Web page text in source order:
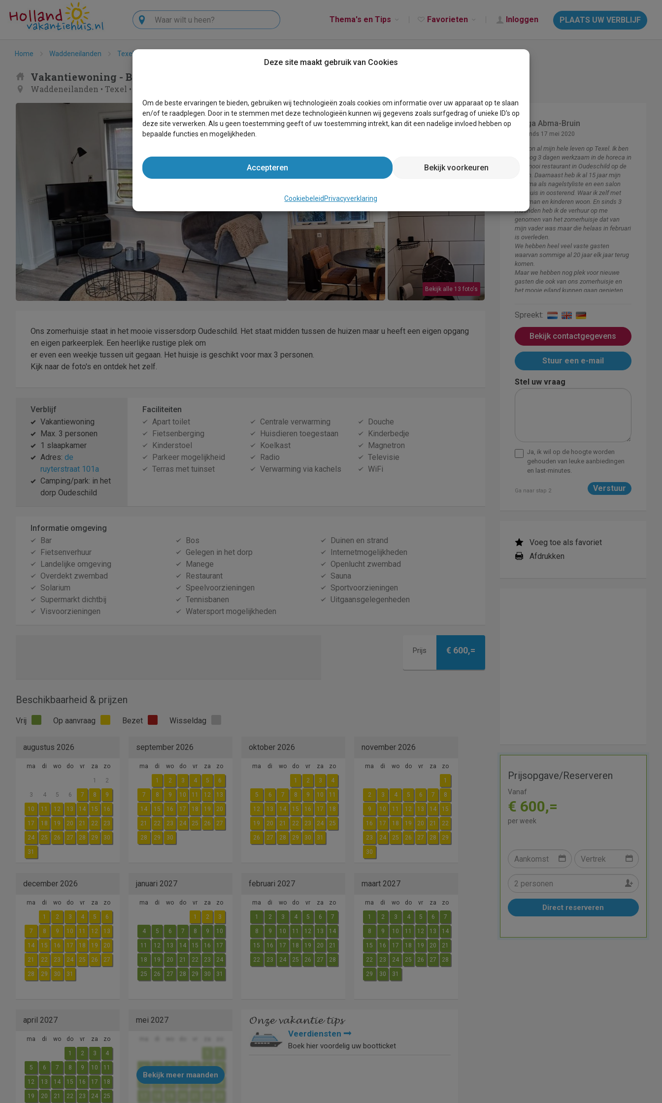
Thema's en Tips Favorieten Inloggen PLAATS UW VERBLIJF
Zoeken
Home Waddeneilanden Texel
Vakantiewoning - Bruinverhuurt Oudeschild
Waddeneilanden • Texel •
Bekijk alle 13 foto's
Ons zomerhuisje staat in het mooie vissersdorp Oudeschild. Het staat midden tussen de huizen maar u heeft een eigen opgang
en eigen parkeerplek. Een heerlijke rustige plek om
er even een weekje tussen uit gegaan. Het huisje is geschikt voor max 3 personen.
Kijk naar de foto's en ontdek het zelf.
Verblijf
Vakantiewoning
Max. 3 personen
1 slaapkamer
Adres: de
ruyterstraat 101a
Camping/park: in het
dorp Oudeschild
Faciliteiten
Apart toilet
Centrale verwarming
Douche
Fietsenberging
Huisdieren toegestaan
Kinderbedje
Kinderstoel
Koelkast
Magnetron
Parkeer mogelijkheid
Radio
Televisie
Terras met tuinset
Verwarming via kachels WiFi
Informatie omgeving
Bar
Bos
Duinen en strand
Fietsenverhuur
Gelegen in het dorp
Internetmogelijkheden
Landelijke omgeving
Manege
Openlucht zwembad
Overdekt zwembad
Restaurant
Sauna
Solarium
Speelvoorzieningen
Sportvoorzieningen
Supermarkt dichtbij
Tennisbanen
Uitgaansgelegenheden
Visvoorzieningen
Watersport mogelijkheden
Prijs € 600,=
Beschikbaarheid & prijzen
Vrij Op aanvraag Bezet Wisseldag
augustus 2026
ma di wo do vr za zo
1 2
3 4 5 6 7 8 9
10 11 12 13 14 15 16
17 18 19 20 21 22 23
24 25 26 27 28 29 30
31
september 2026
ma di wo do vr za zo
1 2 3 4 5 6
7 8 9 10 11 12 13
14 15 16 17 18 19 20
21 22 23 24 25 26 27
28 29 30
oktober 2026
ma di wo do vr za zo
1 2 3 4
5 6 7 8 9 10 11
12 13 14 15 16 17 18
19 20 21 22 23 24 25
26 27 28 29 30 31
november 2026
ma di wo do vr za zo
1
2 3 4 5 6 7 8
9 10 11 12 13 14 15
16 17 18 19 20 21 22
23 24 25 26 27 28 29
30
december 2026
ma di wo do vr za zo
1 2 3 4 5 6
7 8 9 10 11 12 13
14 15 16 17 18 19 20
21 22 23 24 25 26 27
28 29 30 31
januari 2027
ma di wo do vr za zo
1 2 3
4 5 6 7 8 9 10
11 12 13 14 15 16 17
18 19 20 21 22 23 24
25 26 27 28 29 30 31
februari 2027
ma di wo do vr za zo
1 2 3 4 5 6 7
8 9 10 11 12 13 14
15 16 17 18 19 20 21
22 23 24 25 26 27 28
maart 2027
ma di wo do vr za zo
1 2 3 4 5 6 7
8 9 10 11 12 13 14
15 16 17 18 19 20 21
22 23 24 25 26 27 28
29 30 31
april 2027
ma di wo do vr za zo
1 2 3 4
5 6 7 8 9 10 11
12 13 14 15 16 17 18
19 20 21 22 23 24 25
mei 2027
3 4 5 6 7 8 9
10 16
Bekijk meer maanden
Onze vakantie tips
Veerdiensten
Boek hier voordelig uw bootticket
Helga Abma-Bruin
Lid sinds 17 mei 2020
Ik woon al mijn hele leven op Texel. Ik ben
zelf nog 3 dagen werkzaam in de horeca in
een mooi restaurant in Oudeschild op de
haven. Daarnaast heb ik al 15 jaar mijn
diploma als nagelstyliste en een salon
aan huis in oosterend. Waar ik zelf met
mijn man en kinderen woon. En sinds 3
maanden heb ik de verhuur op me
genomen van het zomerhuisje dat van
mijn vader was maar die helaas in februari
is overleden.
We hebben heel veel vaste gasten
waarvan sommige al 20 jaar elk jaar terug
komen.
Maar we hebben nog plek voor nieuwe
gasten die ook van ons zomerhuisje en
het mooie eiland kunnen gaan genieten.
Spreekt:
Bekijk contactgegevens
Stuur een e-mail
Stel uw vraag
Ja, ik wil op de hoogte worden
gehouden van leuke aanbiedingen
en last-minutes.
Ga naar stap 2
Voeg toe als favoriet
Afdrukken
Prijsopgave/Reserveren
Vanaf
€ 600,=
per week
Direct reserveren
Deze site maakt gebruik van Cookies
Om de beste ervaringen te bieden, gebruiken wij technologieën zoals cookies om informatie over uw apparaat op te slaan
en/of te raadplegen. Door in te stemmen met deze technologieën kunnen wij gegevens zoals surfgedrag of unieke ID's op
deze site verwerken. Als u geen toestemming geeft of uw toestemming intrekt, kan dit een nadelige invloed hebben op
bepaalde functies en mogelijkheden.
Accepteren Bekijk voorkeuren
Cookiebeleid Privacyverklaring